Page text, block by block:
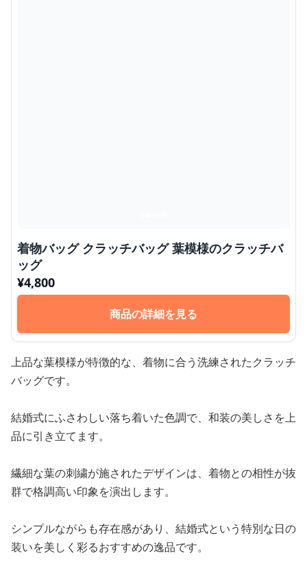
着物バッグ クラッチバッグ 葉模様のクラッチバ
ッグ
¥4,800
商品の詳細を見る
上品な葉模様が特徴的な、着物に合う洗練されたクラッチ
バッグです。
結婚式にふさわしい落ち着いた色調で、和装の美しさを上
品に引き立てます。
繊細な葉の刺繍が施されたデザインは、着物との相性が抜
群で格調高い印象を演出します。
シンプルながらも存在感があり、結婚式という特別な日の
装いを美しく彩るおすすめの逸品です。